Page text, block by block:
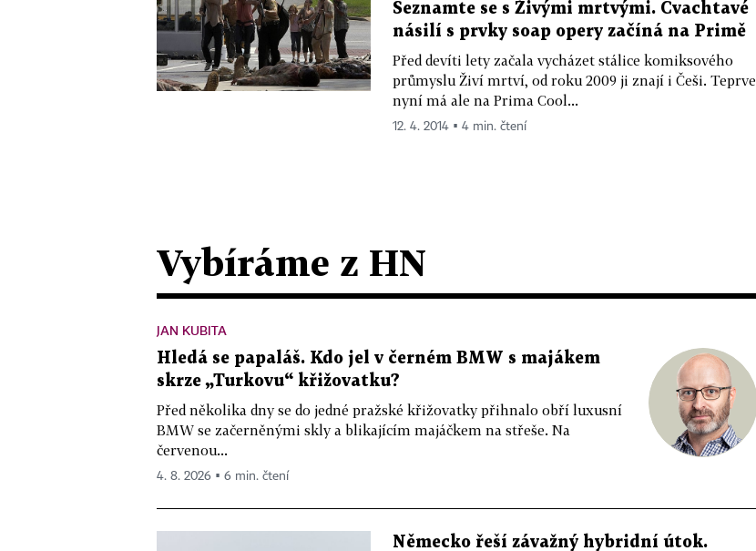
Seznamte se s Živými mrtvými. Čvachtavé
násilí s prvky soap opery začíná na Primě
Před devíti lety začala vycházet stálice komiksového
průmyslu Živí mrtví, od roku 2009 ji znají i Češi. Teprve
nyní má ale na Prima Cool...
12. 4. 2014 ▪ 4 min. čtení
Vybíráme z HN
JAN KUBITA
Hledá se papaláš. Kdo jel v černém BMW s majákem
skrze „Turkovu“ křižovatku?
Před několika dny se do jedné pražské křižovatky přihnalo obří luxusní
BMW se začerněnými skly a blikajícím majáčkem na střeše. Na
červenou...
4. 8. 2026 ▪ 6 min. čtení
Německo řeší závažný hybridní útok.